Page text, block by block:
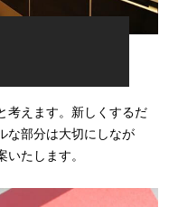
考えます。新しくするだ
な部分は大切にしなが
たします。